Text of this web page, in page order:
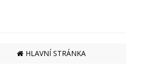
HLAVNÍ STRÁNKA